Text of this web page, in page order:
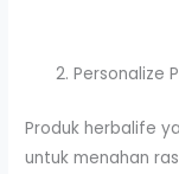
Personalize
Produk herbalife
untuk menahan